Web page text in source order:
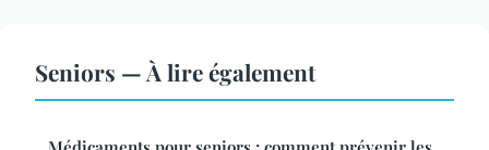
Seniors — À lire également